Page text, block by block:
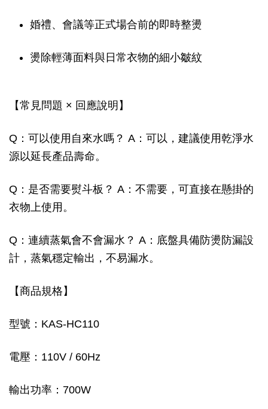
婚禮、會議等正式場合前的即時整燙
燙除輕薄面料與日常衣物的細小皺紋
【常見問題 × 回應說明】
Q：可以使用自來水嗎？ A：可以，建議使用乾淨水
源以延長產品壽命。
Q：是否需要熨斗板？ A：不需要，可直接在懸掛的
衣物上使用。
Q：連續蒸氣會不會漏水？ A：底盤具備防燙防漏設
計，蒸氣穩定輸出，不易漏水。
【商品規格】
型號：KAS-HC110
電壓：110V / 60Hz
輸出功率：700W